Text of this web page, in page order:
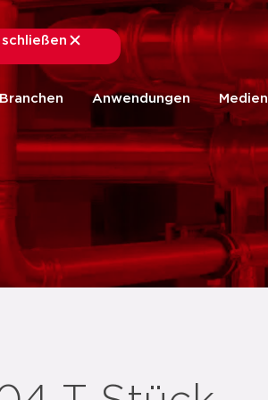
schließen
Branchen Anwendungen Medien